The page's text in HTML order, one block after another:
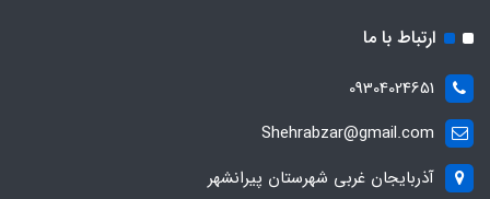
ارتباط با ما
09304024651
Shehrabzar@gmail.com
آذربایجان غربی شهرستان پیرانشهر